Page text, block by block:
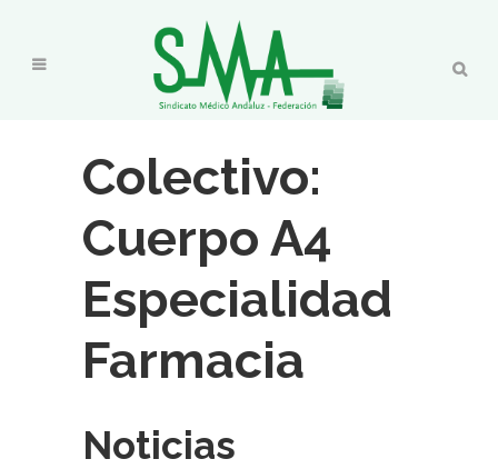
Colectivo:
Cuerpo A4
Especialidad
Farmacia
Noticias